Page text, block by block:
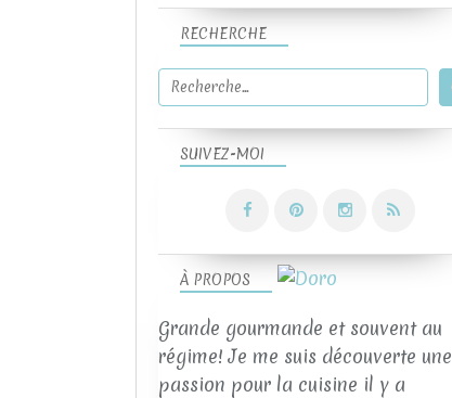
SUIVEZ-MOI
RECHERCHE
À PROPOS
Grande gourmande et souvent au
régime! Je me suis découverte une
passion pour la cuisine il y a